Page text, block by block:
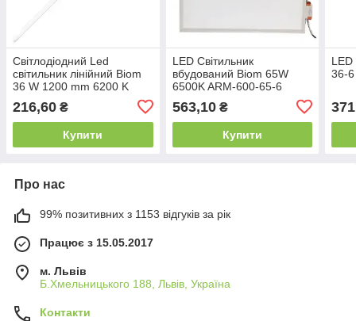
Світлодіодний Led
світильник лінійний Biom
36 W 1200 mm 6200 K
216,60 ₴
Купити
LED Світильник
вбудований Biom 65W
6500K ARM-600-65-6
563,10₴
Купити
LED
36-
Про нас
99% позитивних з 1153 відгуків за рік
Працює з 15.05.2017
м. Львів
Б.Хмельницького 188, Львів, Україна
Контакти